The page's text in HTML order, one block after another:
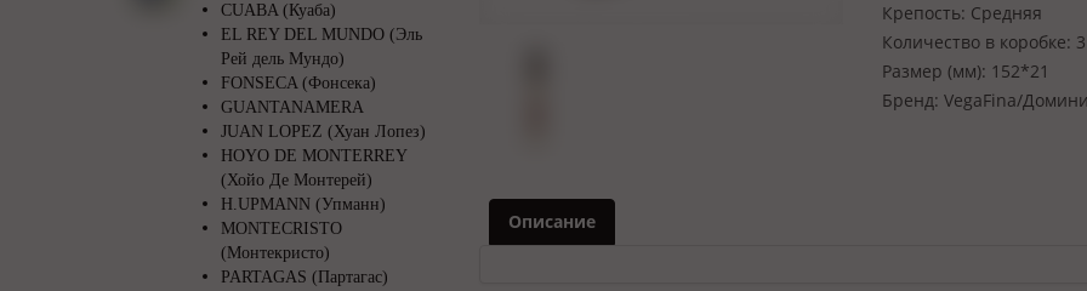
CUABA (Куаба)
EL REY DEL MUNDO (Эль
Рей дель Мундо)
FONSECA (Фонсека)
GUANTANAMERA
JUAN LOPEZ (Хуан Лопез)
HOYO DE MONTERREY
(Хойо Де Монтерей)
H.UPMANN (Упманн)
MONTECRISTO
(Монтекристо)
PARTAGAS (Партагас)
Крепость: Средняя
Количество в коробке:
Размер (мм): 152*21
Бренд: VegaFina/
Описание